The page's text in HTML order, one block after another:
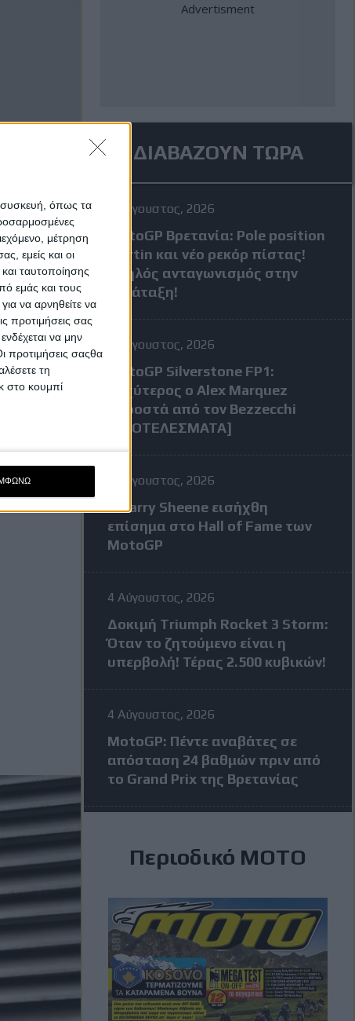
συσκευή, όπως τα
μέτρηση
εμείς και οι
ταυτοποίησης
εμάς και τους
να αρνηθείτε να
προτιμήσεις σας
να μην
προτιμήσεις σαςθα
τη
στο κουμπί
ΔΙΑΒΑΖΟΥΝ ΤΩΡΑ
8 Αύγουστος, 2026
MotoGP Βρετανία: Pole position
Martin και νέο ρεκόρ πίστας!
Υψηλός ανταγωνισμός στην
κατάταξη!
7 Αύγουστος, 2026
MotoGP Silverstone FP1:
Ταχύτερος ο Alex Marquez
μπροστά από τον Bezzecchi
[ΑΠΟΤΕΛΕΣΜΑΤΑ]
7 Αύγουστος, 2026
Ο Barry Sheene εισήχθη
επίσημα στο Hall of Fame των
MotoGP
4 Αύγουστος, 2026
Δοκιμή Triumph Rocket 3 Storm:
Όταν το ζητούμενο είναι η
υπερβολή! Τέρας 2.500 κυβικών!
4 Αύγουστος, 2026
MotoGP: Πέντε αναβάτες σε
απόσταση 24 βαθμών πριν από
το Grand Prix της Βρετανίας
MXGP Βέλγιο: Κέρδισε ο Jeffrey
τίτλο
3 Αύγουστος, 2026
MotoGP: Η KTM σκέφτεται να
διώξει τον Vinales στην μέση
της σεζόν – Η απάντηση του
Περιοδικό ΜΟΤΟ